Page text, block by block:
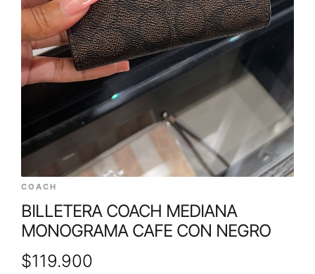
COACH
BILLETERA COACH MEDIANA
MONOGRAMA CAFE CON NEGRO
$119.900